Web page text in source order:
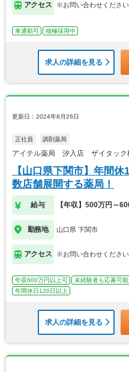
アクセス ※お問い合わせください
車通勤可 積極採用中
求人の詳細を見る
更新日：2024年8月26日
正社員 調剤薬局
アイテル薬局 汐入店 ザイタック
【山口県下関市】年間
数店舗展開する薬局！
給与 【年収】500万円～
勤務地 山口県 下関市
アクセス ※お問い合わせください
年収600万円以上可 未経験者も応募可能
年間休日120日以上
求人の詳細を見る